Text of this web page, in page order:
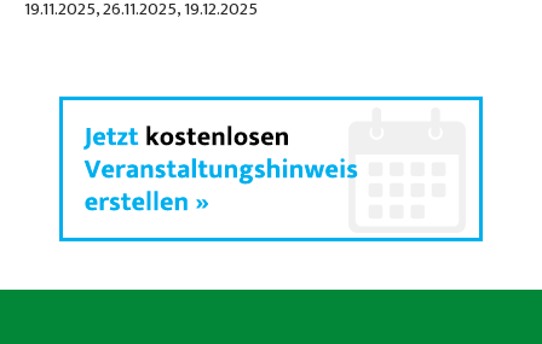
19.11.2025, 26.11.2025, 19.12.2025